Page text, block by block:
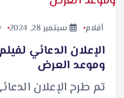
أفلام سبتمبر 28, 2024
الإعلان الدعائي
وموعد العرض
تم طرح الإعلان